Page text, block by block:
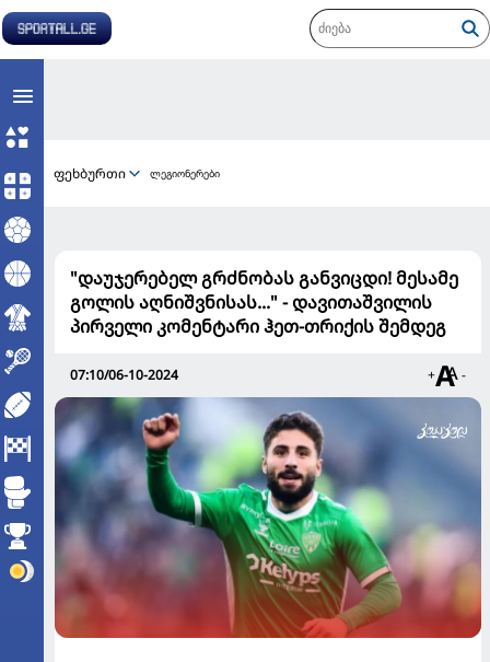
ფეხბურთი ლეგიონერები
"დაუჯერებელ გრძნობას განვიცდი! მესამე
გოლის აღნიშვნისას..." - დავითაშვილის
პირველი კომენტარი ჰეთ-თრიქის შემდეგ
07:10/06-10-2024 + -